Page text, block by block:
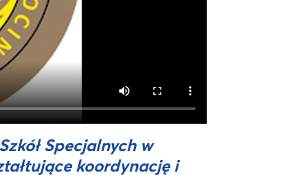
Specjalnych w
koordynację i